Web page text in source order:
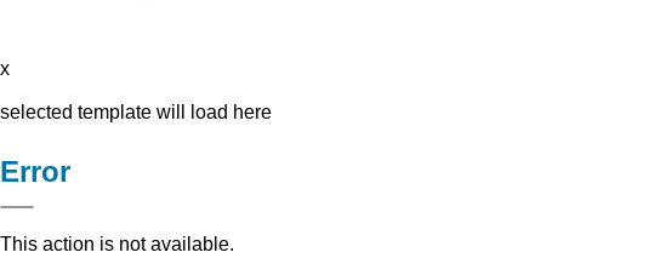
x
selected template will load here
Error
This action is not available.